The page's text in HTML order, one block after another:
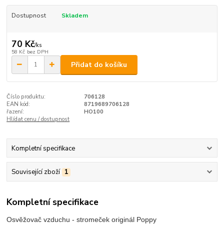
Dostupnost Skladem
70 Kč/ks
58 Kč bez DPH
Přidat do košíku
Číslo produktu:
706128
EAN kód:
8719689706128
řazení:
HO100
Hlídat cenu / dostupnost
Kompletní specifikace
Související zboží 1
Kompletní specifikace
Osvěžovač vzduchu - stromeček originál Poppy